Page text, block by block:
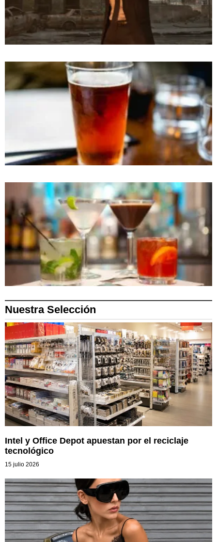
Nuestra Selección
Intel y Office Depot apuestan por el reciclaje
tecnológico
15 julio 2026